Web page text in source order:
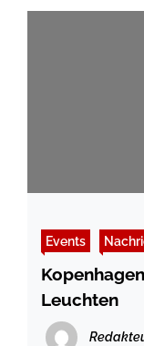
Events
Leuchten